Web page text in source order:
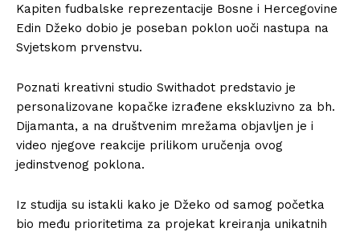
Kapiten fudbalske reprezentacije Bosne i Hercegovine
Edin Džeko dobio je poseban poklon uoči nastupa na
Svjetskom prvenstvu.
Poznati kreativni studio Swithadot predstavio je
personalizovane kopačke izrađene ekskluzivno za bh.
Dijamanta, a na društvenim mrežama objavljen je i
video njegove reakcije prilikom uručenja ovog
jedinstvenog poklona.
Iz studija su istakli kako je Džeko od samog početka
bio među prioritetima za projekat kreiranja unikatnih